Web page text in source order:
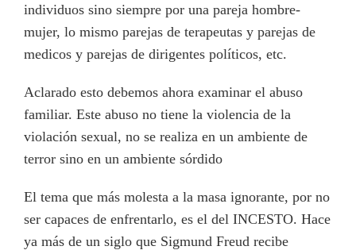
individuos sino siempre por una pareja hombre-
mujer, lo mismo parejas de terapeutas y parejas de
medicos y parejas de dirigentes políticos, etc.
Aclarado esto debemos ahora examinar el abuso
familiar. Este abuso no tiene la violencia de la
violación sexual, no se realiza en un ambiente de
terror sino en un ambiente sórdido
El tema que más molesta a la masa ignorante, por no
ser capaces de enfrentarlo, es el del INCESTO. Hace
ya más de un siglo que Sigmund Freud recibe